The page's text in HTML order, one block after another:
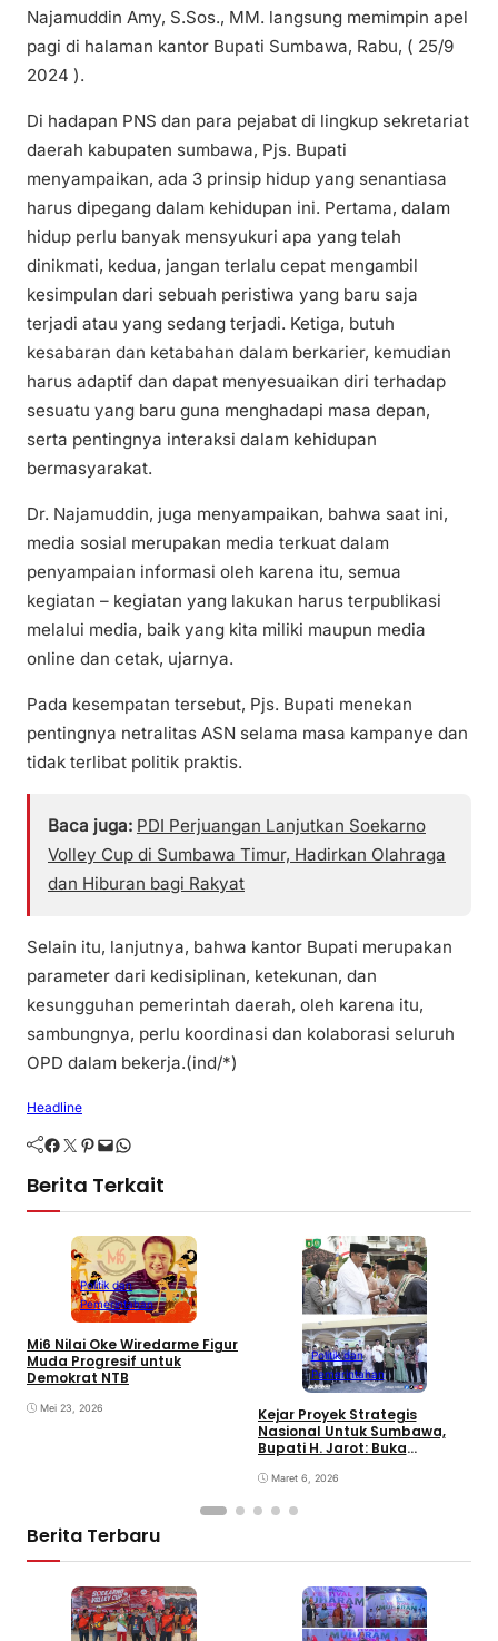
Najamuddin Amy, S.Sos., MM. langsung memimpin apel
pagi di halaman kantor Bupati Sumbawa, Rabu, ( 25/9
2024 ).
Di hadapan PNS dan para pejabat di lingkup sekretariat
daerah kabupaten sumbawa, Pjs. Bupati
menyampaikan, ada 3 prinsip hidup yang senantiasa
harus dipegang dalam kehidupan ini. Pertama, dalam
hidup perlu banyak mensyukuri apa yang telah
dinikmati, kedua, jangan terlalu cepat mengambil
kesimpulan dari sebuah peristiwa yang baru saja
terjadi atau yang sedang terjadi. Ketiga, butuh
kesabaran dan ketabahan dalam berkarier, kemudian
harus adaptif dan dapat menyesuaikan diri terhadap
sesuatu yang baru guna menghadapi masa depan,
serta pentingnya interaksi dalam kehidupan
bermasyarakat.
Dr. Najamuddin, juga menyampaikan, bahwa saat ini,
media sosial merupakan media terkuat dalam
penyampaian informasi oleh karena itu, semua
kegiatan – kegiatan yang lakukan harus terpublikasi
melalui media, baik yang kita miliki maupun media
online dan cetak, ujarnya.
Pada kesempatan tersebut, Pjs. Bupati menekan
pentingnya netralitas ASN selama masa kampanye dan
tidak terlibat politik praktis.
Baca juga: PDI Perjuangan Lanjutkan Soekarno
Volley Cup di Sumbawa Timur, Hadirkan Olahraga
dan Hiburan bagi Rakyat
Selain itu, lanjutnya, bahwa kantor Bupati merupakan
parameter dari kedisiplinan, ketekunan, dan
kesungguhan pemerintah daerah, oleh karena itu,
sambungnya, perlu koordinasi dan kolaborasi seluruh
OPD dalam bekerja.(ind/*)
Headline
Facebook Twitter Pinterest Mail WhatsApp
Berita Terkait
Politik dan
Pemerintahan
Mi6 Nilai Oke Wiredarme Figur
Muda Progresif untuk
Demokrat NTB
Mei 23, 2026
Politik dan
Pemerintahan
Kejar Proyek Strategis
Nasional Untuk Sumbawa,
Bupati H. Jarot: Buka
Tingkatkan Perekonomian
Maret 6, 2026
Berita Terbaru